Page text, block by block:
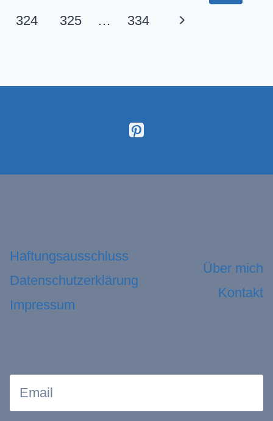
Seite
324 325 … 334
Nächste
Haftungsausschluss
Datenschutzerklärung
Impressum
Über mich
Kontakt